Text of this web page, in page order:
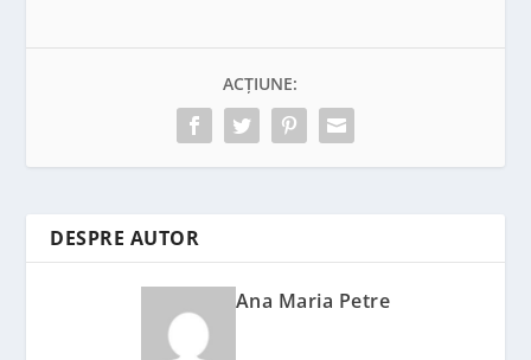
ACȚIUNE:
DESPRE AUTOR
Ana Maria Petre